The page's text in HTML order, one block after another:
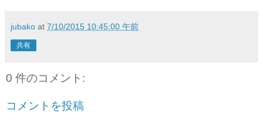
jubako at 7/10/2015 10:45:00 午前
共有
0 件のコメント:
コメントを投稿